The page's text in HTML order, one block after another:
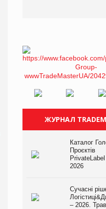
ЖУРНАЛ
Каталог
Проєктів
2026
Сучасні
– 2026.